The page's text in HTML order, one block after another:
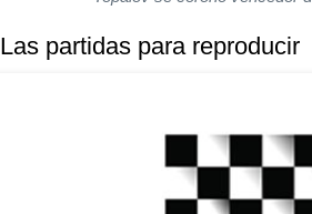
Las partidas para reproducir